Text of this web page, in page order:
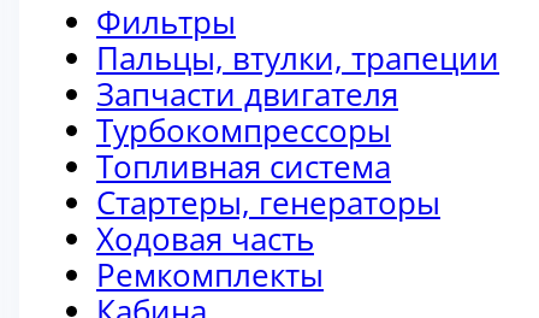
Фильтры
Пальцы, втулки, трапеции
Запчасти двигателя
Турбокомпрессоры
Топливная система
Стартеры, генераторы
Ходовая часть
Ремкомплекты